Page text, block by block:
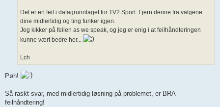
Det er en feil i datagrunnlaget for TV2 Sport. Fjern denne fra valgene
dine midlertidig og ting funker igjen.
Jeg kikker på feilen as we speak, og jeg er enig i at feilhåndteringen
kunne vært bedre her...
Lch
Pøh!
Så raskt svar, med midlertidig løsning på problemet, er BRA
feilhåndtering!